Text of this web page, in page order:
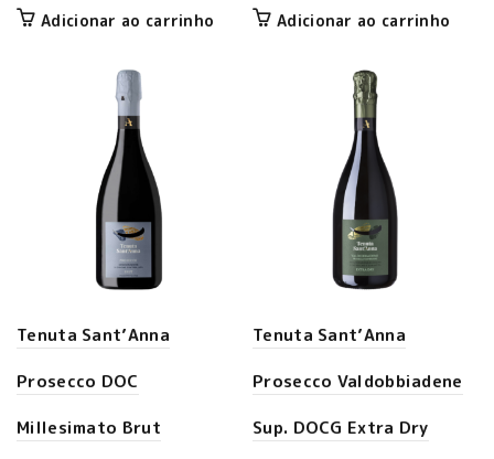
Adicionar ao carrinho Adicionar ao carrinho
Tenuta Sant’Anna
Prosecco DOC
Millesimato Brut
Tenuta Sant’Anna
Prosecco Valdobbiadene
Sup. DOCG Extra Dry